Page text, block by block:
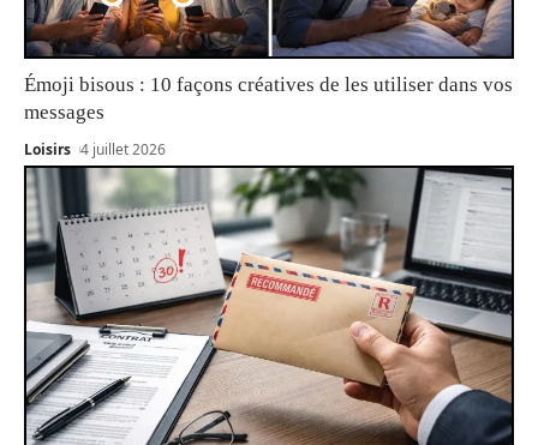
Émoji bisous : 10 façons créatives de les utiliser dans vos
messages
Loisirs 4 juillet 2026